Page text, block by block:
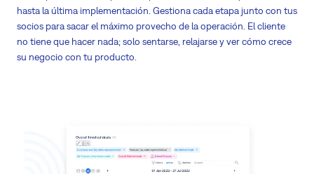
hasta la última implementación. Gestiona cada etapa junto con tus
socios para sacar el máximo provecho de la operación. El cliente
no tiene que hacer nada; solo sentarse, relajarse y ver cómo crece
su negocio con tu producto.